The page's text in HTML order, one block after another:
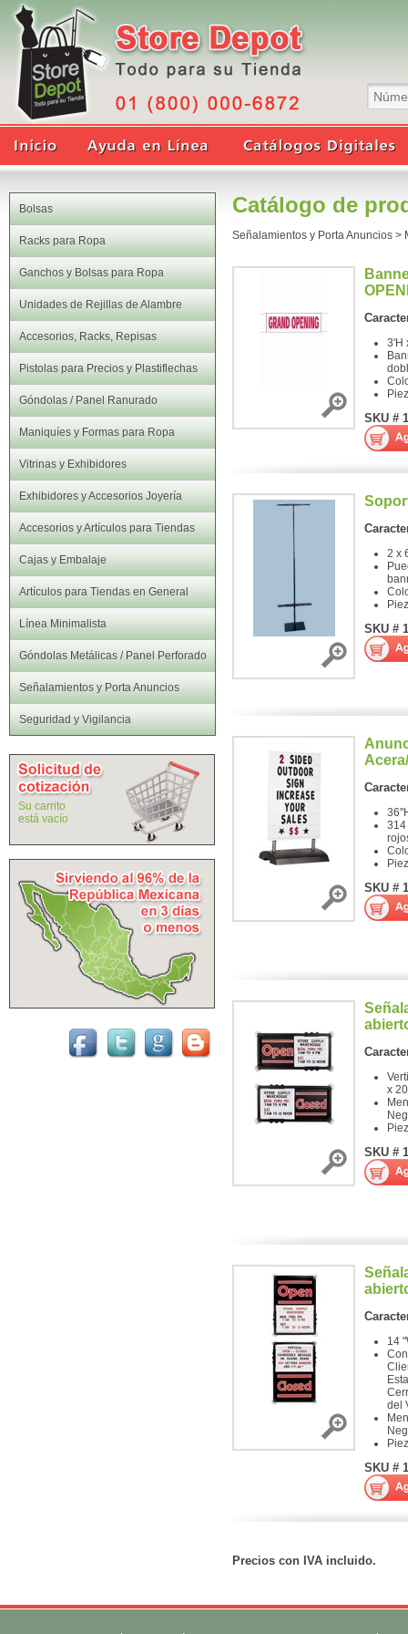
Bolsas
Racks para Ropa
Ganchos y Bolsas para Ropa
Unidades de Rejillas de Alambre
Accesorios, Racks, Repisas
Pistolas para Precios y Plastiflechas
Góndolas / Panel Ranurado
Maniquíes y Formas para Ropa
Vitrinas y Exhibidores
Exhibidores y Accesorios Joyería
Accesorios y Artículos para Tiendas
Cajas y Embalaje
Artículos para Tiendas en General
Línea Minimalista
Góndolas Metálicas / Panel Perforado
Señalamientos y Porta Anuncios
Seguridad y Vigilancia
Su carrito
está vacío
Catálogo de
Señalamientos y Porta Anuncios >
3'H
SKU #
2 x
SKU #
314
SKU #
x
SKU #
14
del
SKU #
Precios con IVA incluido.